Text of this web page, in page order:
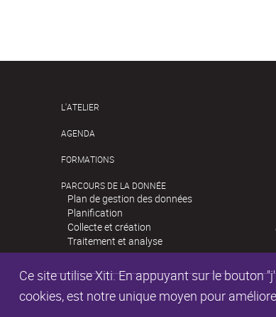
Ce site utilise Xiti. En appuyant sur le bouton
cookies, est notre unique moyen pour
L'ATELIER
AGENDA
FORMATIONS
PARCOURS DE LA DONNÉE
Plan de gestion des données
Planification
Collecte et création
Traitement et analyse